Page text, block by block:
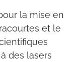
la mise en
et le
des lasers